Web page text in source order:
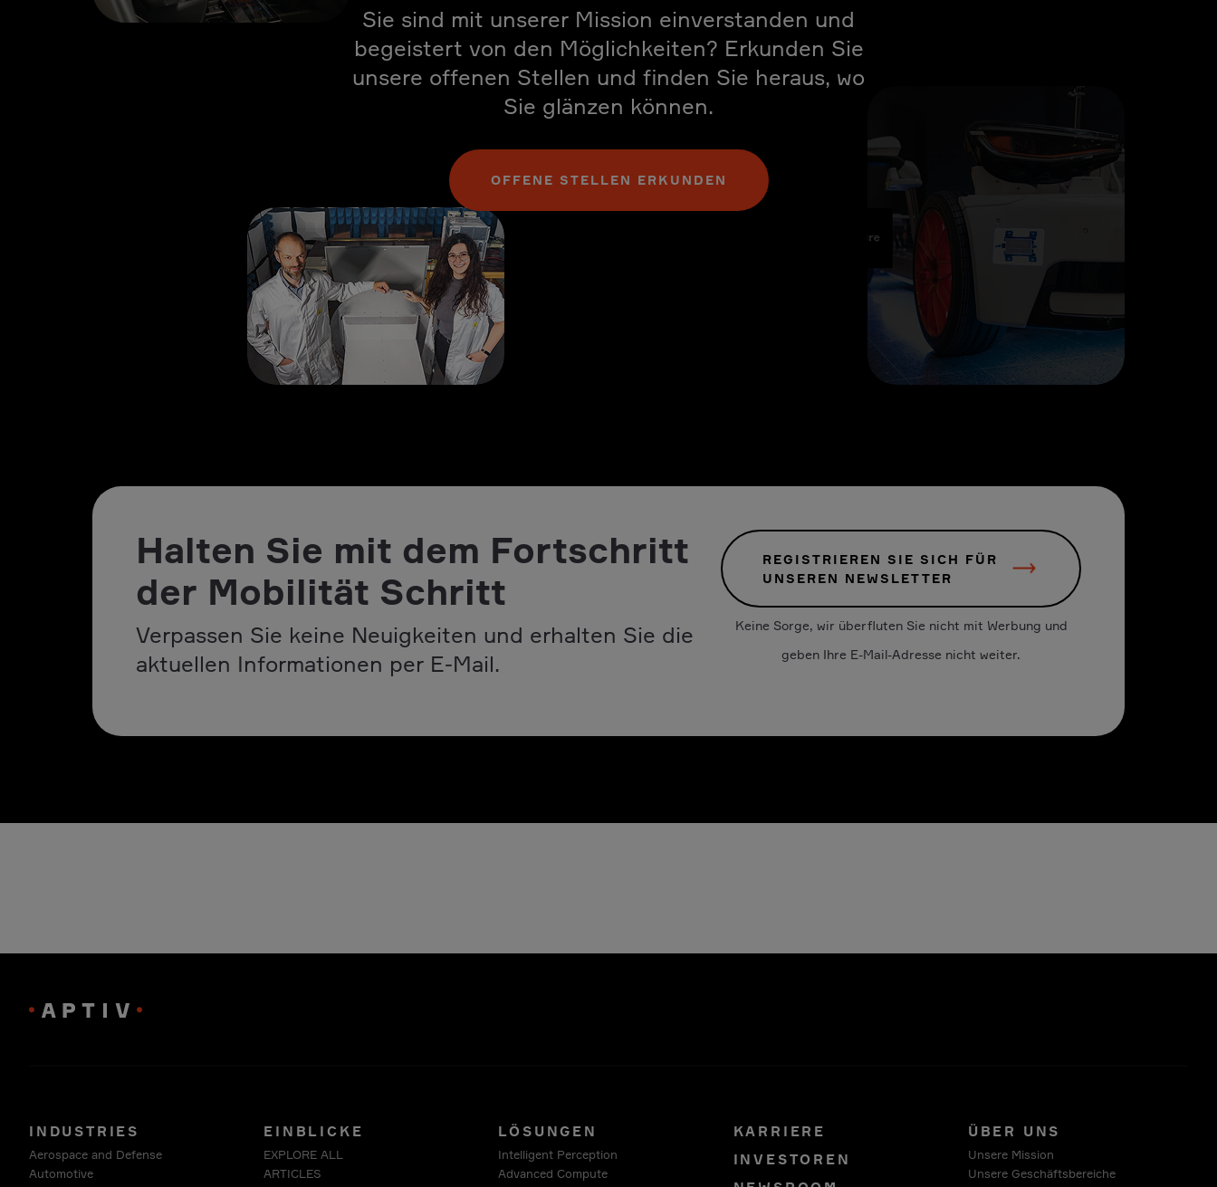
Sie sind mit unserer Mission einverstanden und
begeistert von den Möglichkeiten? Erkunden Sie
unsere offenen Stellen und finden Sie heraus, wo
Sie glänzen können.
OFFENE STELLEN ERKUNDEN
Halten Sie mit dem Fortschritt
der Mobilität Schritt
Verpassen Sie keine Neuigkeiten und erhalten Sie die
aktuellen Informationen per E-Mail.
REGISTRIEREN SIE SICH FÜR
UNSEREN NEWSLETTER
Keine Sorge, wir überfluten Sie nicht mit Werbung und
geben Ihre E-Mail-Adresse nicht weiter.
INDUSTRIES
Aerospace and Defense
Automotive
EINBLICKE
EXPLORE ALL
ARTICLES
LÖSUNGEN
Intelligent Perception
Advanced Compute
KARRIERE
INVESTOREN
ÜBER UNS
Unsere Mission
Unsere Geschäftsbereiche